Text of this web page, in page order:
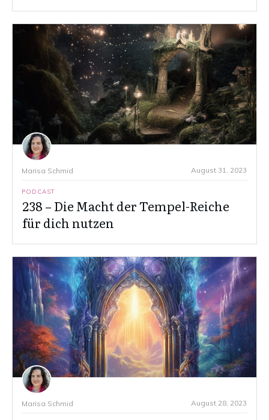
Marisa Schmid August 31, 2023
PODCAST
238 – Die Macht der Tempel-Reiche
für dich nutzen
Marisa Schmid August 28, 2023